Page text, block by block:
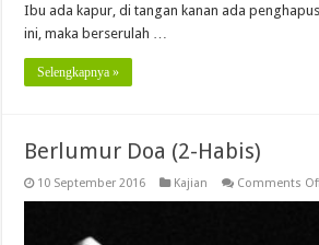
Ibu ada kapur, di tangan kanan ada
ini, maka berserulah …
Selengkapnya »
Berlumur Doa (2-Habis)
10 September 2016 Kajian Comments